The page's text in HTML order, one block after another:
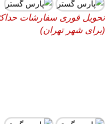
تحویل فوری سفارشات
(برای شهر تهران)